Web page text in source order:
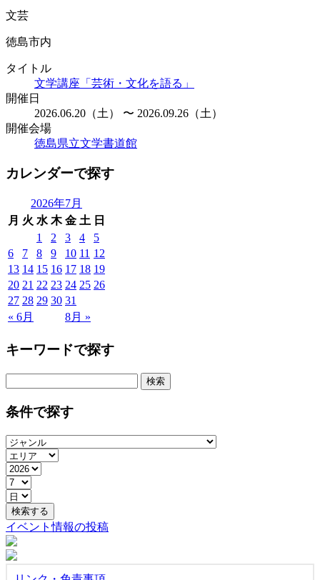
文芸
徳島市内
タイトル
文学講座「芸術・文化を語る」
開催日
2026.06.20（土） 〜 2026.09.26（土）
開催会場
徳島県立文学書道館
カレンダーで探す
2026年7月
月 火 水 木 金 土 日
« 6月 8月 »
1 2 3 4
5
6
7 8 9 10 11 12
13 14 15 16 17 18 19
20 21 22 23 24 25 26
27 28 29 30 31
キーワードで探す
条件で探す
イベント情報の投稿